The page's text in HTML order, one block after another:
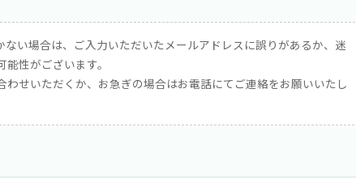
い場合は、ご入力いただいたメールアドレスに誤りがあるか、迷
性がございます。
せいただくか、お急ぎの場合はお電話にてご連絡をお願いいたし